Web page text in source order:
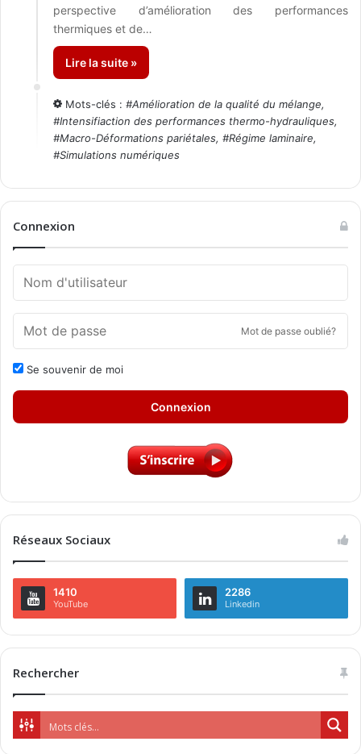
perspective d’amélioration des performances
thermiques et de…
Lire la suite »
Mots-clés : #Amélioration de la qualité du mélange,
#Intensifiaction des performances thermo-hydrauliques,
#Macro-Déformations pariétales, #Régime laminaire,
#Simulations numériques
Connexion
Mot de passe oublié?
Se souvenir de moi
Connexion
Réseaux Sociaux
1410
YouTube
2286
Linkedin
Rechercher